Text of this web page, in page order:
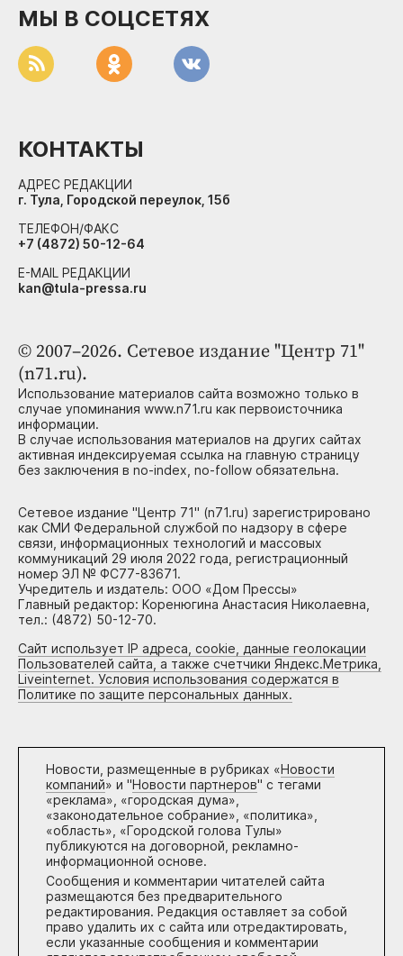
© 2007–2026. Сетевое издание "Центр 71"
(n71.ru).
Использование материалов сайта возможно только в
случае упоминания www.n71.ru как первоисточника
информации.
В случае использования материалов на других сайтах
активная индексируемая ссылка на главную страницу
без заключения в no-index, no-follow обязательна.
Сетевое издание "Центр 71" (n71.ru) зарегистрировано
как СМИ Федеральной службой по надзору в сфере
связи, информационных технологий и массовых
коммуникаций 29 июля 2022 года, регистрационный
номер ЭЛ № ФС77-83671.
Учредитель и издатель: ООО «Дом Прессы»
Главный редактор: Коренюгина Анастасия Николаевна,
тел.: (4872) 50-12-70.
Сайт использует IP адреса, cookie, данные геолокации
Пользователей сайта, а также счетчики Яндекс.Метрика,
Liveinternet. Условия использования содержатся в
Политике по защите персональных данных.
Новости, размещенные в рубриках «Новости
компаний» и "Новости партнеров" с тегами
«реклама», «городская дума»,
«законодательное собрание», «политика»,
«область», «Городской голова Тулы»
публикуются на договорной, рекламно-
информационной основе.
Сообщения и комментарии читателей сайта
размещаются без предварительного
редактирования. Редакция оставляет за собой
право удалить их с сайта или отредактировать,
если указанные сообщения и комментарии
МЫ В СОЦСЕТЯХ
КОНТАКТЫ
АДРЕС РЕДАКЦИИ
г. Тула, Городской переулок, 15б
ТЕЛЕФОН/ФАКС
+7 (4872) 50-12-64
E-MAIL РЕДАКЦИИ
kan@tula-pressa.ru